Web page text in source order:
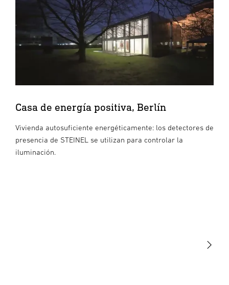
Casa de energía positiva, Berlín
Vivienda autosuficiente energéticamente: los detectores de
presencia de STEINEL se utilizan para controlar la
iluminación.